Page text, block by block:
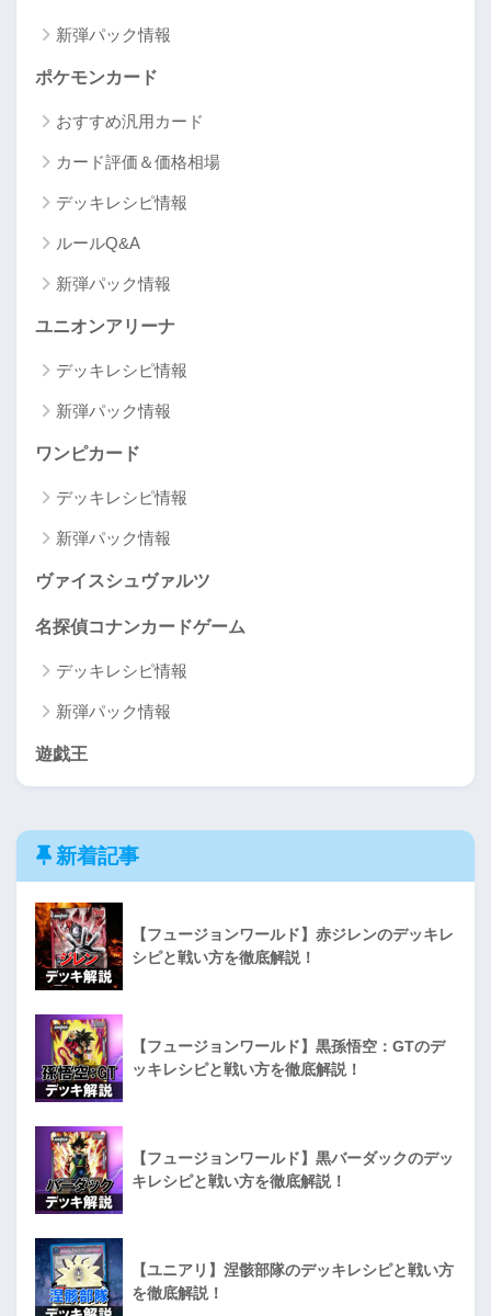
新弾パック情報
ポケモンカード
おすすめ汎用カード
カード評価＆価格相場
デッキレシピ情報
ルールQ&A
新弾パック情報
ユニオンアリーナ
デッキレシピ情報
新弾パック情報
ワンピカード
デッキレシピ情報
新弾パック情報
ヴァイスシュヴァルツ
名探偵コナンカードゲーム
デッキレシピ情報
新弾パック情報
遊戯王
新着記事
【フュージョンワールド】赤ジレンのデッキレ
シピと戦い方を徹底解説！
【フュージョンワールド】黒孫悟空：GTのデ
ッキレシピと戦い方を徹底解説！
【フュージョンワールド】黒バーダックのデッ
キレシピと戦い方を徹底解説！
【ユニアリ】涅骸部隊のデッキレシピと戦い方
を徹底解説！